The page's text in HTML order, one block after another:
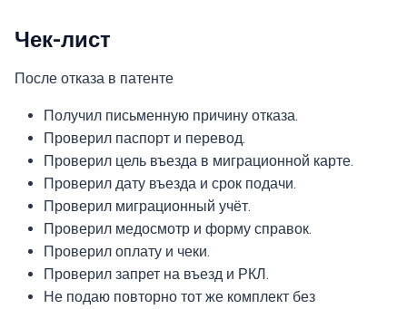
Чек-лист
После отказа в патенте
Получил письменную причину отказа.
Проверил паспорт и перевод.
Проверил цель въезда в миграционной карте.
Проверил дату въезда и срок подачи.
Проверил миграционный учёт.
Проверил медосмотр и форму справок.
Проверил оплату и чеки.
Проверил запрет на въезд и РКЛ.
Не подаю повторно тот же комплект без